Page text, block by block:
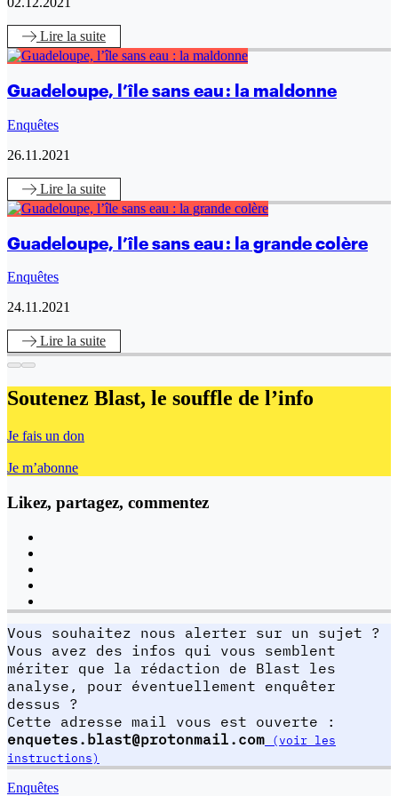
Lire la suite
Guadeloupe, l’île sans eau : la maldonne
Enquêtes
26.11.2021
Lire la suite
Guadeloupe, l’île sans eau : la grande colère
Enquêtes
24.11.2021
Lire la suite
Soutenez Blast, le souffle de l’info
Je fais un don
Je m’abonne
Likez, partagez, commentez
Vous souhaitez nous alerter sur un sujet ?
Vous avez des infos qui vous semblent
mériter que la rédaction de Blast les
analyse, pour éventuellement enquêter
dessus ?
Cette adresse mail vous est ouverte :
enquetes.blast@protonmail.com (voir les
instructions)
Enquêtes